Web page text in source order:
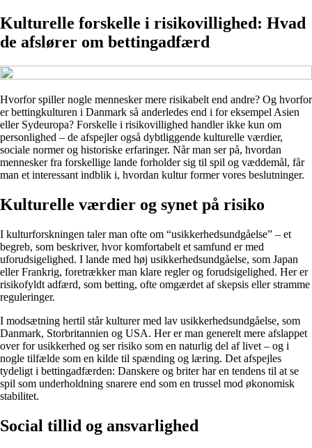
Kulturelle forskelle i risikovillighed: Hvad
de afslører om bettingadfærd
Hvorfor spiller nogle mennesker mere risikabelt end andre? Og hvorfor
er bettingkulturen i Danmark så anderledes end i for eksempel Asien
eller Sydeuropa? Forskelle i risikovillighed handler ikke kun om
personlighed – de afspejler også dybtliggende kulturelle værdier,
sociale normer og historiske erfaringer. Når man ser på, hvordan
mennesker fra forskellige lande forholder sig til spil og væddemål, får
man et interessant indblik i, hvordan kultur former vores beslutninger.
Kulturelle værdier og synet på risiko
I kulturforskningen taler man ofte om “usikkerhedsundgåelse” – et
begreb, som beskriver, hvor komfortabelt et samfund er med
uforudsigelighed. I lande med høj usikkerhedsundgåelse, som Japan
eller Frankrig, foretrækker man klare regler og forudsigelighed. Her er
risikofyldt adfærd, som betting, ofte omgærdet af skepsis eller stramme
reguleringer.
I modsætning hertil står kulturer med lav usikkerhedsundgåelse, som
Danmark, Storbritannien og USA. Her er man generelt mere afslappet
over for usikkerhed og ser risiko som en naturlig del af livet – og i
nogle tilfælde som en kilde til spænding og læring. Det afspejles
tydeligt i bettingadfærden: Danskere og briter har en tendens til at se
spil som underholdning snarere end som en trussel mod økonomisk
stabilitet.
Social tillid og ansvarlighed